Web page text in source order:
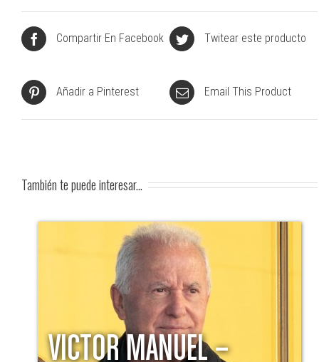
Compartir En Facebook Twitear este producto
Añadir a Pinterest Email This Product
También te puede interesar...
VICTOR MANUEL –